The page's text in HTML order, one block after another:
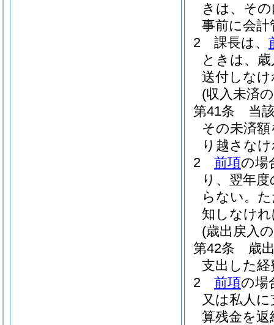
きは、そ
事前に会
2
課長は、
ときは、
送付しな
(収入未済
第41条
当
その未済
り越さな
2
前項の場
り、翌年
らない。
知しなけ
(歳出戻入
第42条
歳
支出した
2
前項の場
又は私人
算残金を